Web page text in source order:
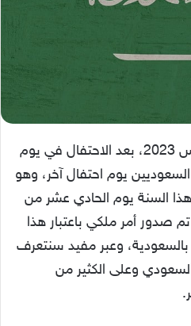
يوم العلم السعودي 11 مارس 2023، بعد الاحتفال في يوم
على السعوديين يوم احتفال آخر، وهو
السنة يوم الحادي عشر من
صدور أمر ملكي باعتبار هذا
بالسعودية، وعبر مفيد سنتعرف
وعلى الكثير من